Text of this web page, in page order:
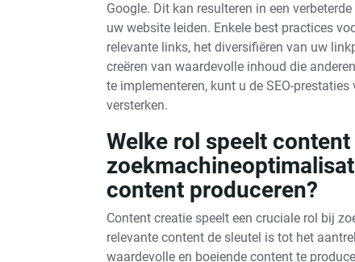
Google. Dit kan resulteren in een
uw website leiden. Enkele best practices
relevante links, het diversifiëren van uw
creëren van waardevolle inhoud die
te implementeren, kunt u de SEO-
versterken.
Welke rol speelt
content produceren?
Content creatie speelt een cruciale rol bij
relevante content de sleutel is tot het
waardevolle en boeiende content te